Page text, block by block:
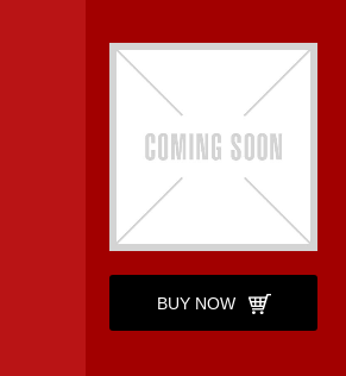
BUY NOW